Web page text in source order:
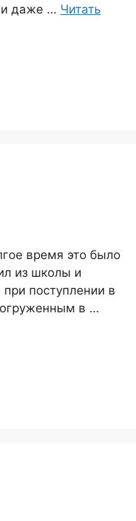
и даже … Читать
время это было
из школы и
поступлении в
в …